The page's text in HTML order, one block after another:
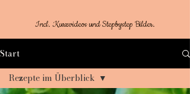
Incl. Kurzvideos und Stepbystep Bilder.
Start
Rezepte im Überblick